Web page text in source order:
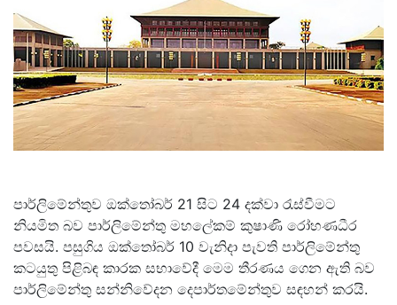
පාර්ලිමේන්තුව ඔක්තෝබර් 21 සිට 24 දක්වා රැස්වීමට
නියමිත බව පාර්ලිමේන්තු මහලේකම් කුෂාණි රෝහණධීර
පවසයි. පසුගිය ඔක්තෝබර් 10 වැනිදා පැවති පාර්ලිමේන්තු
කටයුතු පිළිබඳ කාරක සභාවේදී මෙම තීරණය ගෙන ඇති බව
පාර්ලිමේන්තු සන්නිවේදන දෙපාර්තමේන්තුව සඳහන් කරයි.